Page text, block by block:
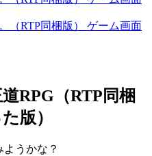
RPG（RTP同梱
版）
うかな？